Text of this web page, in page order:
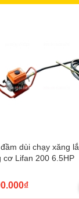
dùi chạy xăng
cơ Lifan 200 6.5HP